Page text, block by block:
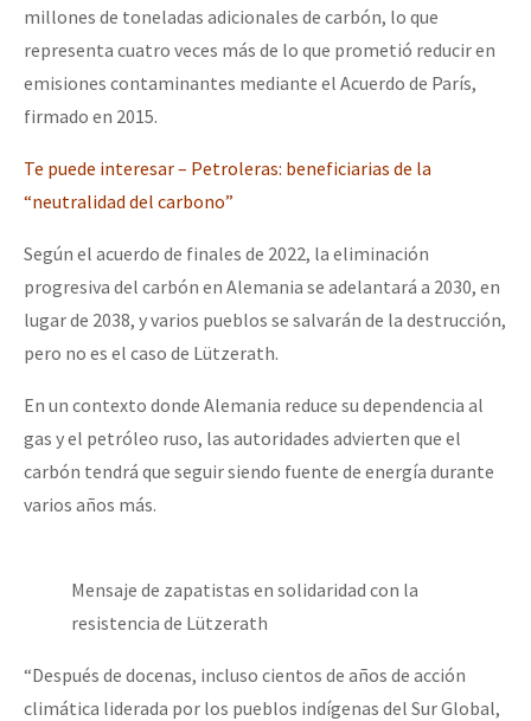
millones de toneladas adicionales de carbón, lo que
representa cuatro veces más de lo que prometió reducir en
emisiones contaminantes mediante el Acuerdo de París,
firmado en 2015.
Te puede interesar – Petroleras: beneficiarias de la
“neutralidad del carbono”
Según el acuerdo de finales de 2022, la eliminación
progresiva del carbón en Alemania se adelantará a 2030, en
lugar de 2038, y varios pueblos se salvarán de la destrucción,
pero no es el caso de Lützerath.
En un contexto donde Alemania reduce su dependencia al
gas y el petróleo ruso, las autoridades advierten que el
carbón tendrá que seguir siendo fuente de energía durante
varios años más.
Mensaje de zapatistas en solidaridad con la
resistencia de Lützerath
“Después de docenas, incluso cientos de años de acción
climática liderada por los pueblos indígenas del Sur Global,